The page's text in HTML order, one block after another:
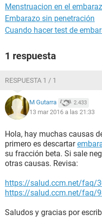
Menstruacion en el
Embarazo sin penetración
Cuando hacer test de
1 respuesta
RESPUESTA 1 / 1
M Gutarra 2.433
13 mar 2016 a las 21:33
Hola, hay muchas causas
primero es descartar
su fracción beta. Si sale
otras causas. Revisa:
https://salud.ccm.net/faq/
https://salud.ccm.net/faq/
Saludos y gracias por